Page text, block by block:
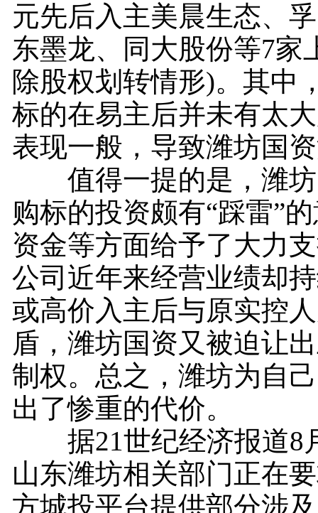
元先后入主美晨生态、
东墨龙、同大股份等7家
除股权划转情形)。其中
标的在易主后并未有太
表现一般，导致潍坊国
值得一提的是，潍坊
购标的投资颇有“踩雷”
资金等方面给予了大力
公司近年来经营业绩却
或高价入主后与原实控
盾，潍坊国资又被迫让
制权。总之，潍坊为自
出了惨重的代价。
据21世纪经济报道8
山东潍坊相关部门正在
方城投平台提供部分涉